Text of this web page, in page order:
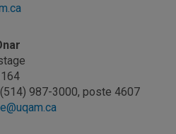
987-3000, poste 4607